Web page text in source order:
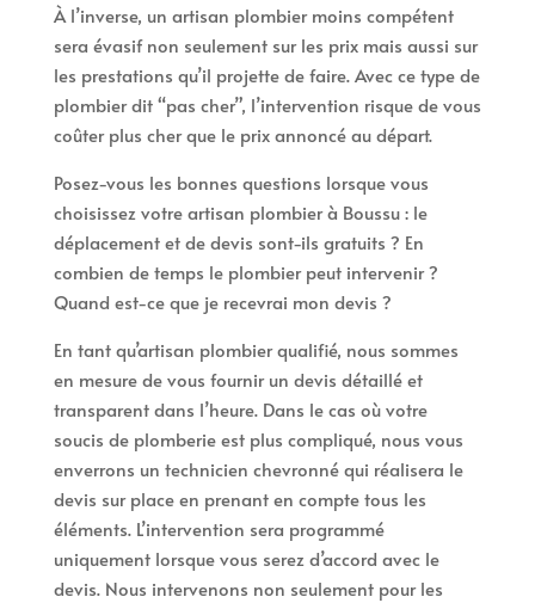
À l’inverse, un artisan plombier moins compétent
sera évasif non seulement sur les prix mais aussi sur
les prestations qu’il projette de faire. Avec ce type de
plombier dit “pas cher”, l’intervention risque de vous
coûter plus cher que le prix annoncé au départ.
Posez-vous les bonnes questions lorsque vous
choisissez votre artisan plombier à Boussu : le
déplacement et de devis sont-ils gratuits ? En
combien de temps le plombier peut intervenir ?
Quand est-ce que je recevrai mon devis ?
En tant qu’artisan plombier qualifié, nous sommes
en mesure de vous fournir un devis détaillé et
transparent dans l’heure. Dans le cas où votre
soucis de plomberie est plus compliqué, nous vous
enverrons un technicien chevronné qui réalisera le
devis sur place en prenant en compte tous les
éléments. L’intervention sera programmé
uniquement lorsque vous serez d’accord avec le
devis. Nous intervenons non seulement pour les